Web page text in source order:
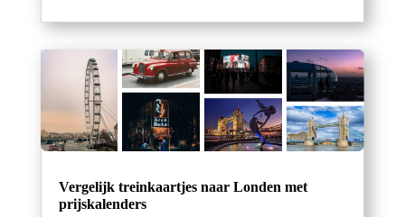
Vergelijk treinkaartjes naar Londen met
prijskalenders